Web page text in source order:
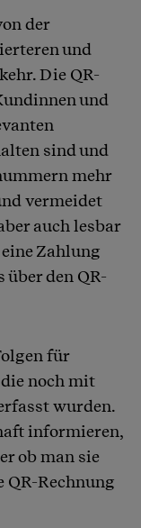
der
und
Die QR-
und
sind und
mehr
vermeidet
auch lesbar
Zahlung
über den QR-
für
noch mit
wurden.
informieren,
ob man sie
QR-Rechnung